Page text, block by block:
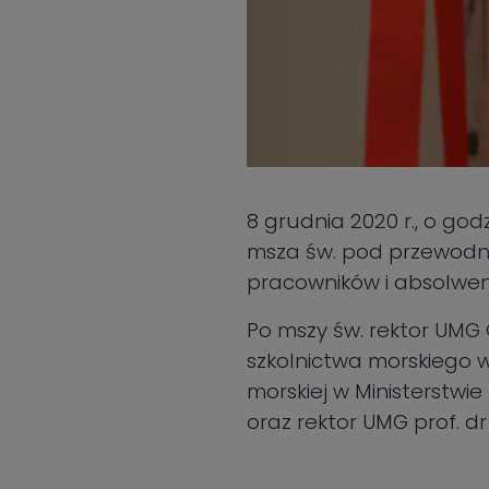
8 grudnia 2020 r., o
msza św. pod
pracowników i
Po mszy św. rektor
szkolnictwa morskiego
morskiej w
oraz rektor UMG prof.